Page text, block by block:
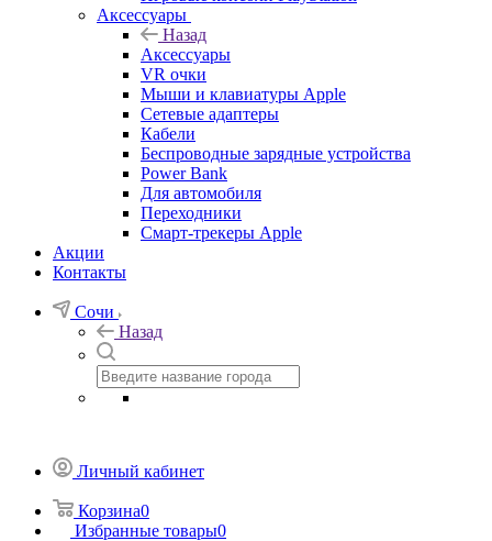
Аксессуары
Назад
Аксессуары
VR очки
Мыши и клавиатуры Apple
Сетевые адаптеры
Кабели
Беспроводные зарядные устройства
Power Bank
Для автомобиля
Переходники
Смарт-трекеры Apple
Акции
Контакты
Сочи
Назад
Личный кабинет
Корзина0
Избранные товары0